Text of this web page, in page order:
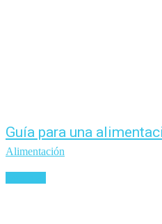
Guía para una
Alimentación